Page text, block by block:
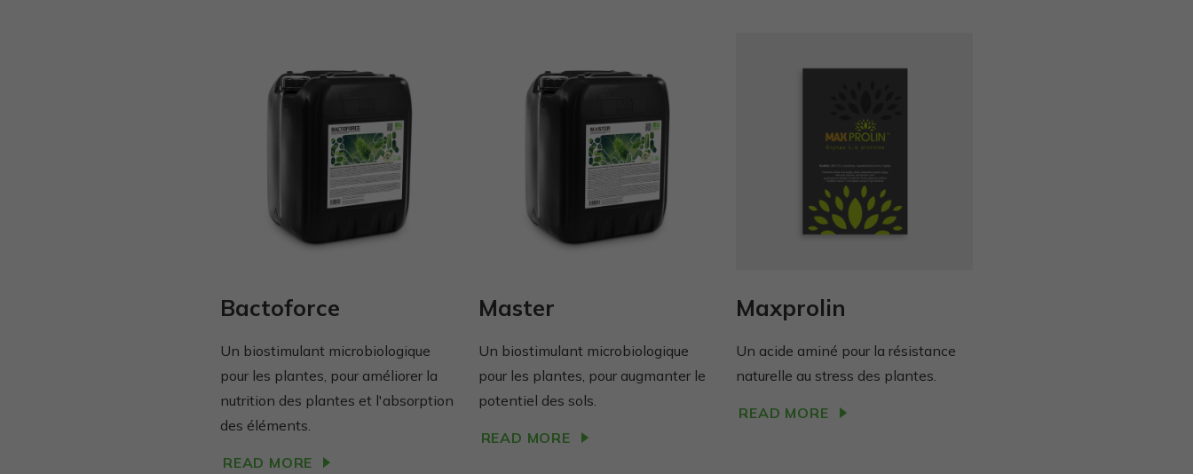
Bactoforce
Un biostimulant microbiologique
pour les plantes, pour améliorer la
nutrition des plantes et l'absorption
des éléments.
READ MORE
Master
Un biostimulant microbiologique
pour les plantes, pour augmanter le
potentiel des sols.
READ MORE
Maxprolin
Un acide aminé pour la résistance
naturelle au stress des plantes.
READ MORE
tai, kaip
svetainė
naudojama.
Vartojo
patirties
Kad mūsų
svetainė
atsisakysite
šių slapukų,
kai kurios